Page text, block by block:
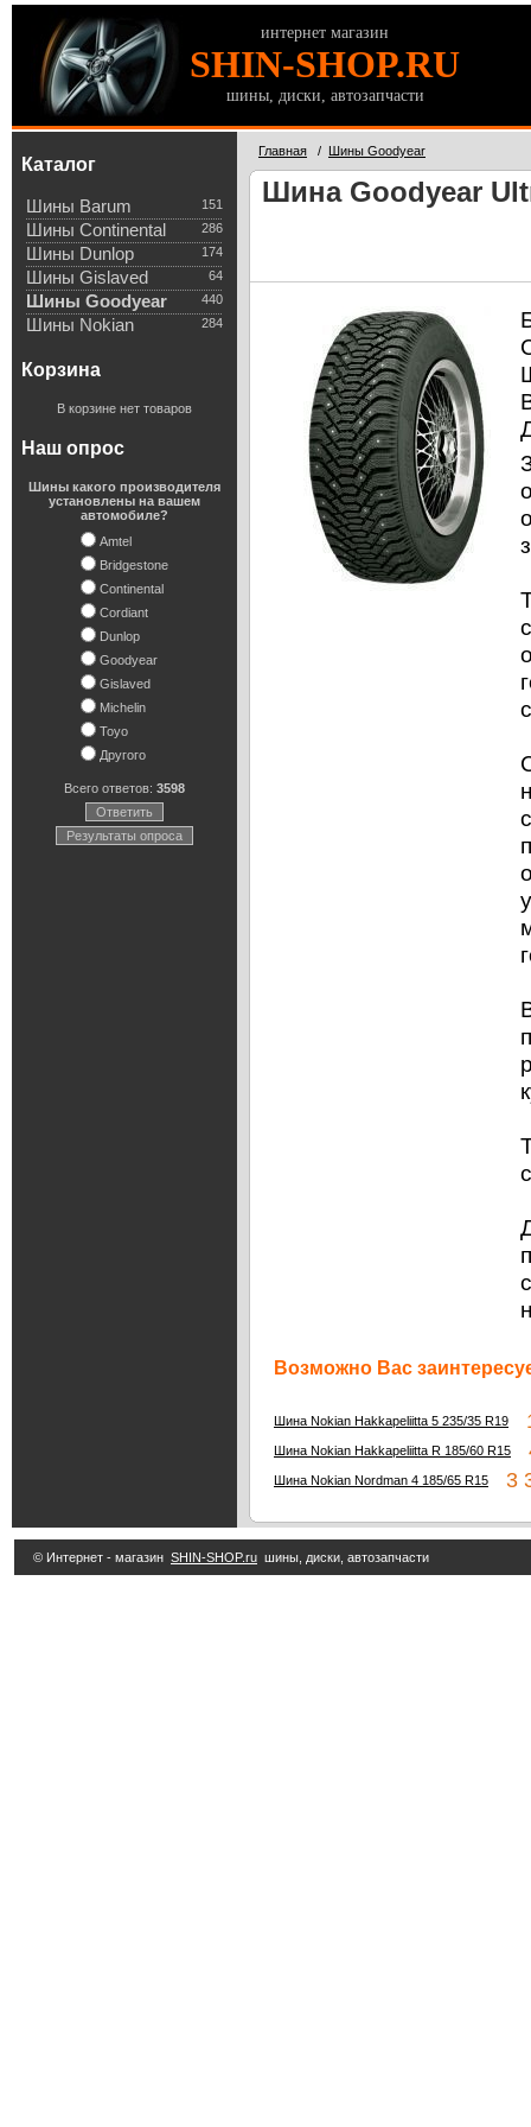
интернет магазин
SHIN-SHOP.RU
шины, диски, автозапчасти
Каталог
151
Шины Barum
286
Шины Continental
174
Шины Dunlop
64
Шины Gislaved
440
Шины Goodyear
284
Шины Nokian
Корзина
В корзине нет товаров
Наш опрос
Шины какого производителя
установлены на вашем
автомобиле?
Amtel
Bridgestone
Continental
Cordiant
Dunlop
Goodyear
Gislaved
Michelin
Toyo
Другого
Всего ответов: 3598
Ответить
Результаты опроса
Главная / Шины Goodyear
Шина Goodyear
Возможно Вас
Шина Nokian Hakkapeliitta 5 235/35 R19
Шина Nokian Hakkapeliitta R 185/60 R15
Шина Nokian Nordman 4 185/65 R15 3
© Интернет - магазин SHIN-SHOP.ru шины, диски, автозапчасти